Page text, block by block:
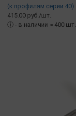
(к профилям серии 40)
415.00 руб./шт.
ⓘ - в наличии ≈ 400 шт.